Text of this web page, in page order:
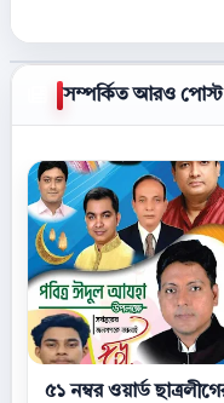
সম্পর্কিত আরও পোস্ট
৫১ নম্বর ওয়ার্ড